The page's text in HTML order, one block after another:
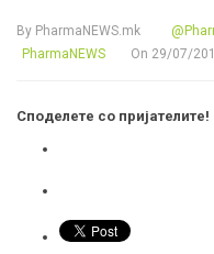
By PharmaNEWS.mk
PharmaNEWS
On 29/07/
Споделете со пријателите!